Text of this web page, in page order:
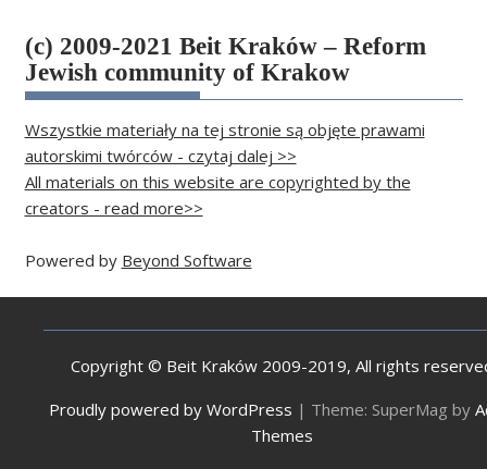
(c) 2009-2021 Beit Kraków – Reform
Jewish community of Krakow
Wszystkie materiały na tej stronie są objęte prawami
autorskimi twórców - czytaj dalej >>
All materials on this website are copyrighted by the
creators - read more>>
Powered by Beyond Software
Copyright © Beit Kraków 2009-2019, All rights
Proudly powered by WordPress | Theme: SuperMag by
Themes